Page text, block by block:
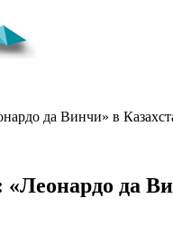
да Винчи» в
да